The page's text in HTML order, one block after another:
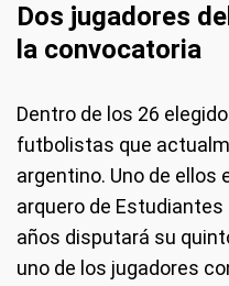
Dos jugadores
la convocatoria
Dentro de los 26
futbolistas que
argentino. Uno de ellos
arquero de Estudiantes
años disputará su
uno de los jugadores